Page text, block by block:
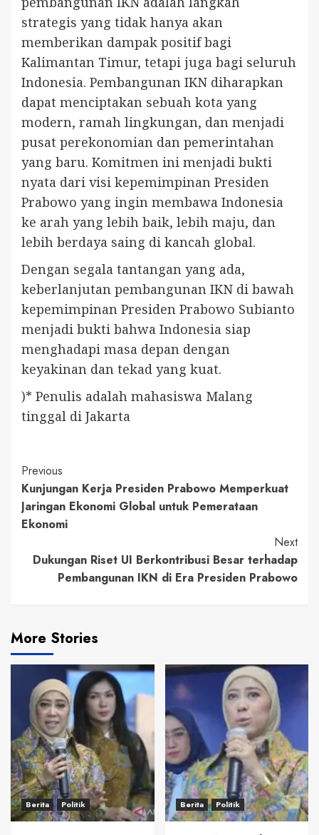
strategis yang tidak hanya akan
memberikan dampak positif bagi
Kalimantan Timur, tetapi juga bagi seluruh
Indonesia. Pembangunan IKN diharapkan
dapat menciptakan sebuah kota yang
modern, ramah lingkungan, dan menjadi
pusat perekonomian dan pemerintahan
yang baru. Komitmen ini menjadi bukti
nyata dari visi kepemimpinan Presiden
Prabowo yang ingin membawa Indonesia
ke arah yang lebih baik, lebih maju, dan
lebih berdaya saing di kancah global.
Dengan segala tantangan yang ada,
keberlanjutan pembangunan IKN di bawah
kepemimpinan Presiden Prabowo Subianto
menjadi bukti bahwa Indonesia siap
menghadapi masa depan dengan
keyakinan dan tekad yang kuat.
)* Penulis adalah mahasiswa Malang
tinggal di Jakarta
Continue
Reading
Previous
Kunjungan Kerja Presiden Prabowo Memperkuat
Jaringan Ekonomi Global untuk Pemerataan
Ekonomi
Next
Dukungan Riset UI Berkontribusi Besar terhadap
Pembangunan IKN di Era Presiden Prabowo
More Stories
Berita Politik Berita Politik